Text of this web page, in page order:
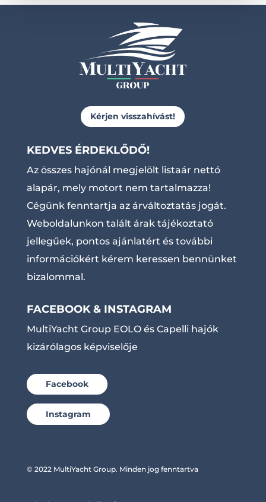
Kérjen visszahívást!
KEDVES ÉRDEKLŐDŐ!
Az összes hajónál megjelölt listaár nettó
alapár, mely motort nem tartalmazza!
Cégünk fenntartja az árváltoztatás jogát.
Weboldalunkon talált árak tájékoztató
jellegűek, pontos ajánlatért és további
információkért kérem keressen bennünket
bizalommal.
FACEBOOK & INSTAGRAM
MultiYacht Group EOLO és Capelli hajók
kizárólagos képviselője
Facebook
Instagram
© 2022 MultiYacht Group. Minden jog fenntartva